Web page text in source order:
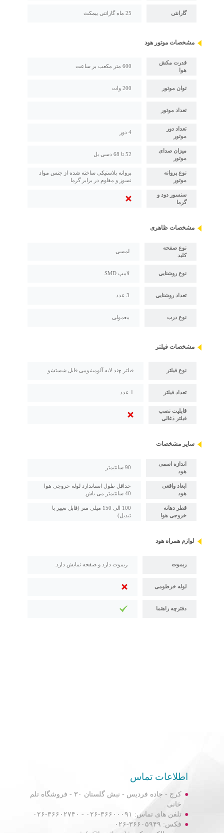
گارانتی 25 ماه گارانتی بیمکث
مشخصات موتور هود
قدرت مکش
هوا
600 متر مکعب بر ساعت
توان موتور 200 وات
تعداد موتور
تعداد دور
موتور
4 دور
میزان صدای
موتور
52 تا 68 دسی بل
نوع پروانه
موتور
پروانه پلاستیکی ساخته شده از جنس مواد
نسوز و مقاوم در برابر گرما
سنسور دود و
گرما
مشخصات ظاهری
نوع صفحه
کلید
لمسی
نوع روشنایی لامپ SMD
تعداد روشنایی 3 عدد
نوع درب معمولی
مشخصات فیلتر
نوع فیلتر فبلتر چند لایه آلومینیومی قابل شستشو
تعداد فیلتر 1 عدد
قابلیت نصب
فیلتر ذغالی
سایر مشخصات
اندازه اسمی
هود
90 سانتیمتر
ابعاد واقعی
هود
حداقل طول استاندارد لوله خروجی هوا
40 سانتیمتر می باش
قطر دهانه
خروجی هوا
100 الی 150 میلی متر (قابل تغییر با
تبدیل)
لوازم همراه هود
ریموت ریموت دارد و صفحه نمایش دارد.
لوله خرطومی
دفترچه راهنما
اطلاعات تماس
کرج - جاده فردیس - نبش گلستان ۳۰ - فروشگاه تلم
خانی
تلفن های تماس: ۳۶۶۰۰۰۹۱-۰۲۶ - ۳۶۶۰۲۷۴۰-۰۲۶
فکس: ۳۶۶۰۵۹۴۹-۰۲۶